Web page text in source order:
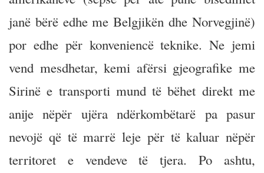
janë bërë edhe me Belgjikën dhe Norvegjinë)
por edhe për konveniencë teknike. Ne jemi
vend mesdhetar, kemi afërsi gjeografike me
Sirinë e transporti mund të bëhet direkt me
anije nëpër ujëra ndërkombëtarë pa pasur
nevojë që të marrë leje për të kaluar nëpër
territoret e vendeve të tjera. Po ashtu,